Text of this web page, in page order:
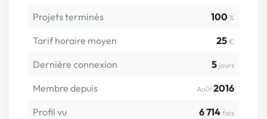
Projets terminés 100 %
Tarif horaire moyen 25 €
Dernière connexion 5 jours
Membre depuis Août 2016
Profil vu
6 714 fois